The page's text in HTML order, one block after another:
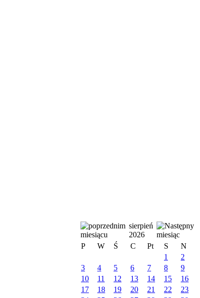
sierpień
2026
P
W Ś C Pt S
N
1
2
3
4 5 6 7 8
9
10
11 12 13 14 15
16
17
18 19 20 21 22
23